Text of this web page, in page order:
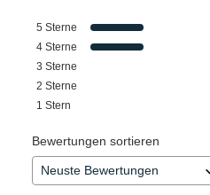
5 Sterne
4 Sterne
3 Sterne
2 Sterne
1 Stern
Bewertungen sortieren